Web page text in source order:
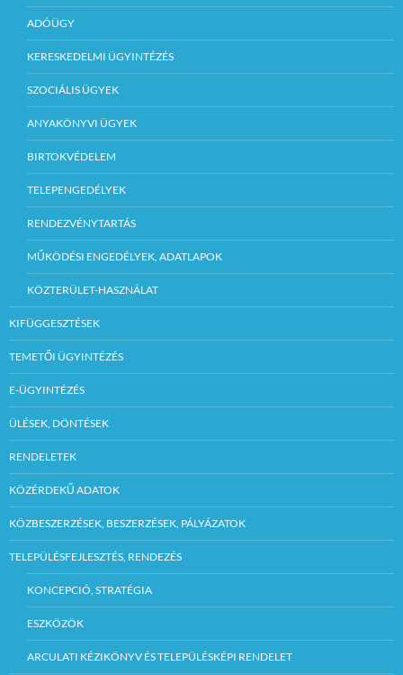
ADÓÜGY
KERESKEDELMI ÜGYINTÉZÉS
SZOCIÁLIS ÜGYEK
ANYAKÖNYVI ÜGYEK
BIRTOKVÉDELEM
TELEPENGEDÉLYEK
RENDEZVÉNYTARTÁS
MŰKÖDÉSI ENGEDÉLYEK, ADATLAPOK
KÖZTERÜLET-HASZNÁLAT
KIFÜGGESZTÉSEK
TEMETŐI ÜGYINTÉZÉS
E-ÜGYINTÉZÉS
ÜLÉSEK, DÖNTÉSEK
RENDELETEK
KÖZÉRDEKŰ ADATOK
KÖZBESZERZÉSEK, BESZERZÉSEK, PÁLYÁZATOK
TELEPÜLÉSFEJLESZTÉS, RENDEZÉS
KONCEPCIÓ, STRATÉGIA
ESZKÖZÖK
ARCULATI KÉZIKÖNYV ÉS TELEPÜLÉSKÉPI RENDELET